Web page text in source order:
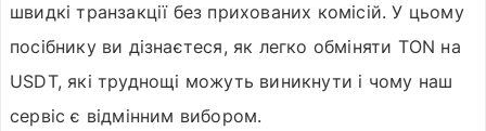
швидкі транзакції без прихованих комісій. У цьому
посібнику ви дізнаєтеся, як легко обміняти TON на
USDT, які труднощі можуть виникнути і чому наш
сервіс є відмінним вибором.